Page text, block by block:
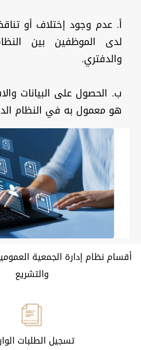
أ. عدم وجود إختلاف أو
لدى الموظفين بين
والدفتري.
ب. الحصول على البيانات
هو معمول به في النظام
أقسام نظام إدارة الجمعية
والتشريع
تسجيل الطلبات